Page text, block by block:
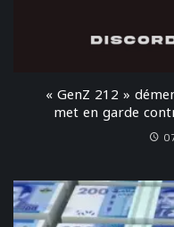
« GenZ 212 »
met en garde